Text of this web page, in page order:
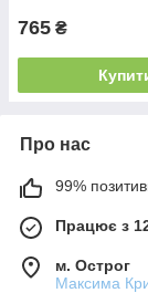
765 ₴
Про нас
99%
Працює з
м. Острог
Максима